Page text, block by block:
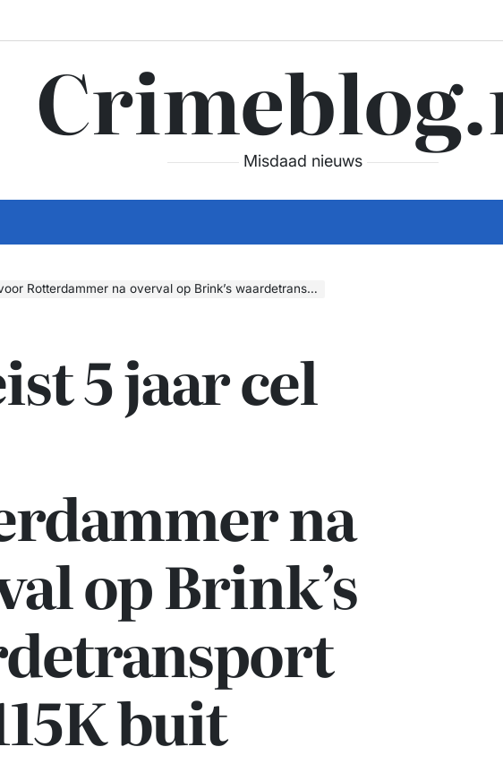
Misdaad nieuws
na overval op Brink’s waardetransport met 115K buit
5 jaar cel
na
op Brink’s
buit